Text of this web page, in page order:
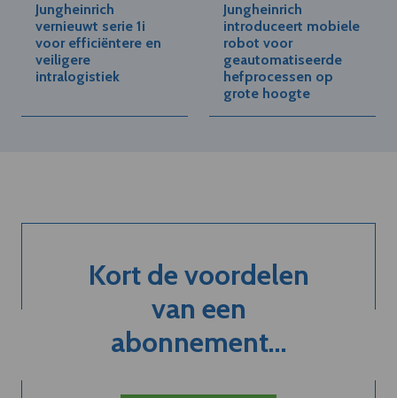
Jungheinrich
vernieuwt serie 1i
voor efficiëntere en
veiligere
intralogistiek
Jungheinrich
introduceert mobiele
robot voor
geautomatiseerde
hefprocessen op
grote hoogte
Kort de voordelen
van een
abonnement...